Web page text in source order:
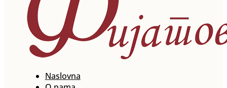
Naslovna